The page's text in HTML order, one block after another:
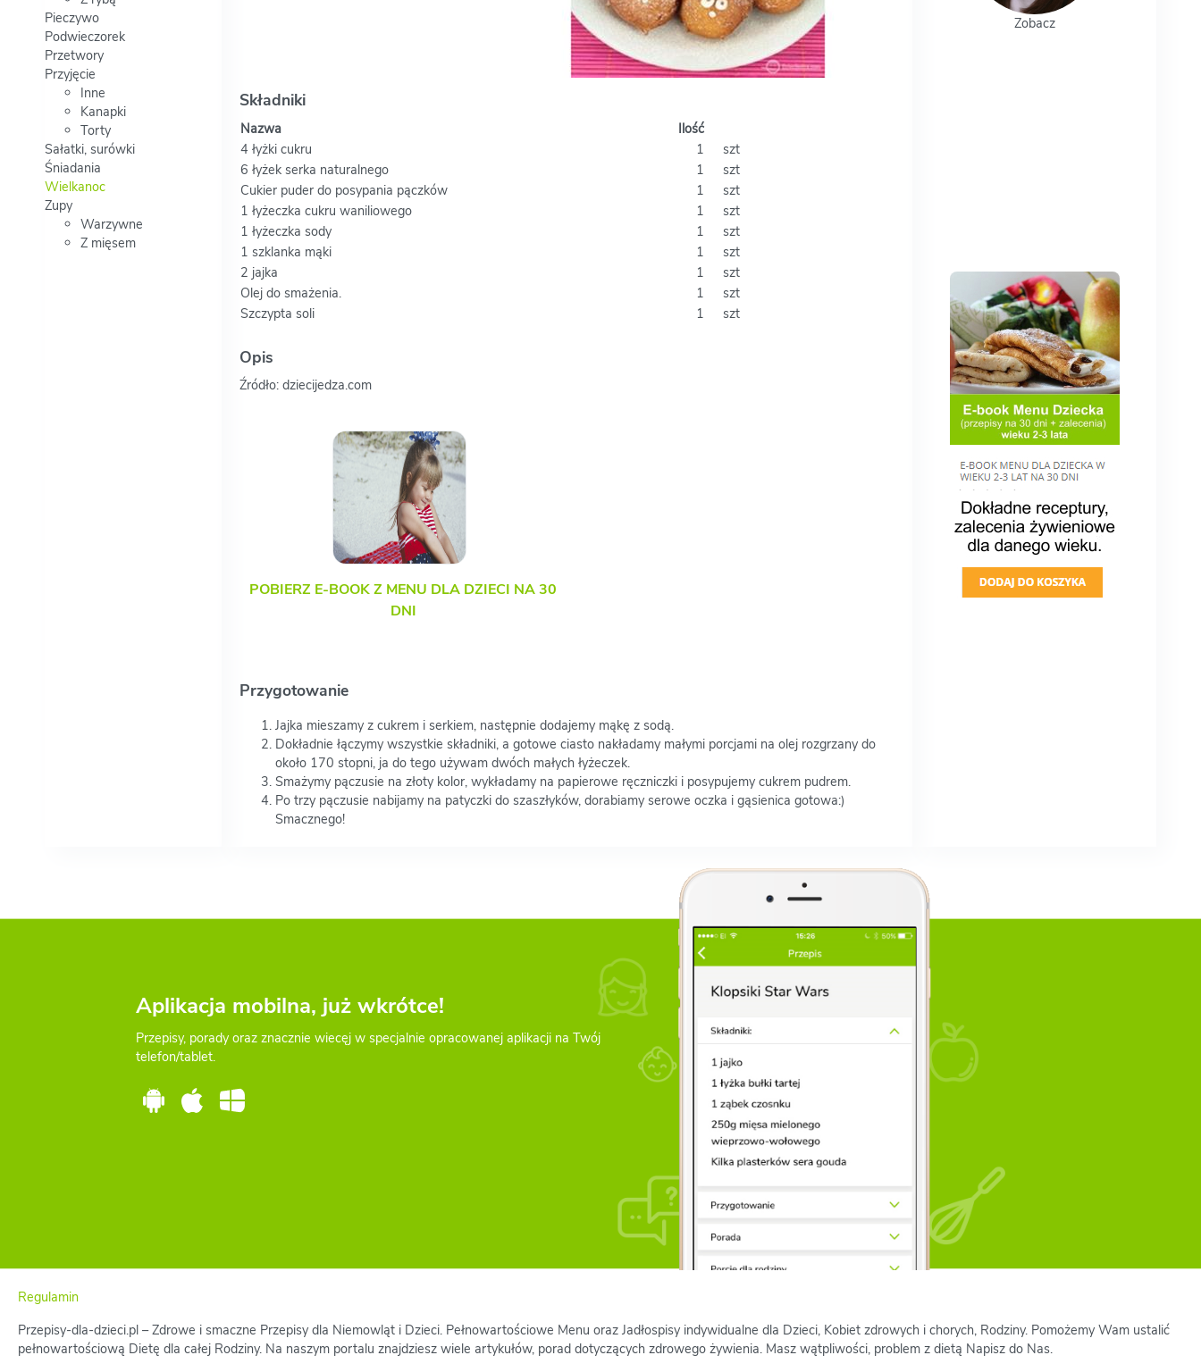
Składniki
Nazwa
Ilość
4 łyżki cukru
1
szt
6 łyżek serka naturalnego
1
szt
Cukier puder do posypania pączków
1
szt
1 łyżeczka cukru waniliowego
1
szt
1 łyżeczka sody
1
szt
1 szklanka mąki
1
szt
2 jajka
1
szt
Olej do smażenia.
1
szt
Szczypta soli
1 szt
Opis
Źródło: dziecijedza.com
POBIERZ E-BOOK Z MENU DLA DZIECI NA 30
DNI
Przygotowanie
Jajka mieszamy z cukrem i serkiem, następnie dodajemy mąkę z sodą.
Dokładnie łączymy wszystkie składniki, a gotowe ciasto nakładamy małymi porcjami na olej rozgrzany do
około 170 stopni, ja do tego używam dwóch małych łyżeczek.
Smażymy pączusie na złoty kolor, wykładamy na papierowe ręczniczki i posypujemy cukrem pudrem.
Po trzy pączusie nabijamy na patyczki do szaszłyków, dorabiamy serowe oczka i gąsienica gotowa:)
Smacznego!
Pieczywo
Podwieczorek
Przetwory
Przyjęcie
Inne
Kanapki
Torty
Sałatki, surówki
Śniadania
Wielkanoc
Zupy
Warzywne
Z mięsem
Zobacz
Aplikacja mobilna, już wkrótce!
Przepisy, porady oraz znacznie wiecęj w specjalnie opracowanej aplikacji na Twój
telefon/tablet.
Regulamin
Przepisy-dla-dzieci.pl – Zdrowe i smaczne Przepisy dla Niemowląt i Dzieci. Pełnowartościowe Menu oraz Jadłospisy indywidualne dla Dzieci, Kobiet zdrowych i chorych, Rodziny. Pomożemy Wam ustalić
pełnowartościową Dietę dla całej Rodziny. Na naszym portalu znajdziesz wiele artykułów, porad dotyczących zdrowego żywienia. Masz wątpliwości, problem z dietą Napisz do Nas.